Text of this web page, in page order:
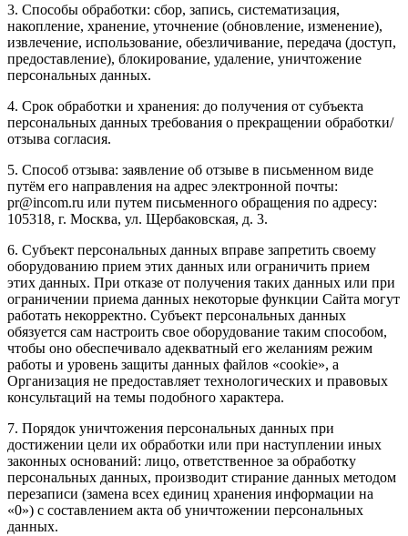
3. Способы обработки: сбор, запись, систематизация,
накопление, хранение, уточнение (обновление, изменение),
извлечение, использование, обезличивание, передача (доступ,
предоставление), блокирование, удаление, уничтожение
персональных данных.
4. Срок обработки и хранения: до получения от субъекта
персональных данных требования о прекращении обработки/
отзыва согласия.
5. Способ отзыва: заявление об отзыве в письменном виде
путём его направления на адрес электронной почты:
pr@incom.ru или путем письменного обращения по адресу:
105318, г. Москва, ул. Щербаковская, д. 3.
6. Субъект персональных данных вправе запретить своему
оборудованию прием этих данных или ограничить прием
этих данных. При отказе от получения таких данных или при
ограничении приема данных некоторые функции Сайта могут
работать некорректно. Субъект персональных данных
обязуется сам настроить свое оборудование таким способом,
чтобы оно обеспечивало адекватный его желаниям режим
работы и уровень защиты данных файлов «cookie», а
Организация не предоставляет технологических и правовых
консультаций на темы подобного характера.
7. Порядок уничтожения персональных данных при
достижении цели их обработки или при наступлении иных
законных оснований: лицо, ответственное за обработку
персональных данных, производит стирание данных методом
перезаписи (замена всех единиц хранения информации на
«0») с составлением акта об уничтожении персональных
данных.